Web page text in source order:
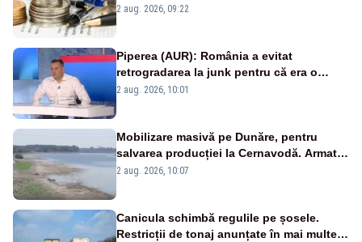
viitoare?
2 aug. 2026, 09:22
Piperea (AUR): România a evitat
retrogradarea la junk pentru că era o
catastrofă pentru bănci și fondurile de
2 aug. 2026, 10:01
Mobilizare masivă pe Dunăre, pentru
salvarea producției la Cernavodă. Armata
va detona o stâncă și va devia apa
2 aug. 2026, 10:07
Canicula schimbă regulile pe șosele.
Restricții de tonaj anunțate în mai multe